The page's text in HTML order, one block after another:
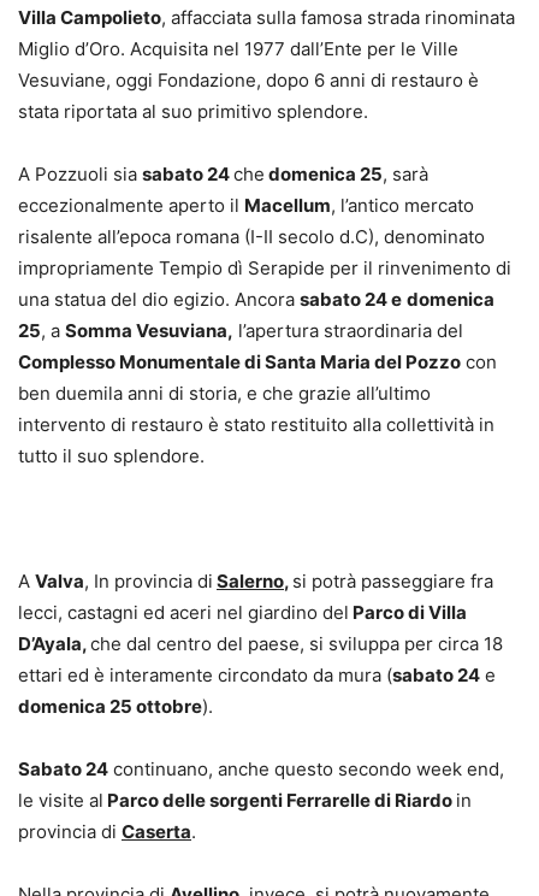
Villa Campolieto, affacciata sulla famosa strada rinominata
Miglio d’Oro. Acquisita nel 1977 dall’Ente per le Ville
Vesuviane, oggi Fondazione, dopo 6 anni di restauro è
stata riportata al suo primitivo splendore.
A Pozzuoli sia sabato 24che domenica 25, sarà
eccezionalmente aperto il Macellum, l’antico mercato
risalente all’epoca romana (I-II secolo d.C), denominato
impropriamente Tempio dì Serapide per il rinvenimento di
una statua del dio egizio. Ancora sabato 24 e domenica
25, a Somma Vesuviana, l’apertura straordinaria del
Complesso Monumentale di Santa Maria del Pozzo con
ben duemila anni di storia, e che grazie all’ultimo
intervento di restauro è stato restituito alla collettività in
tutto il suo splendore.
A Valva, In provincia di Salerno, si potrà passeggiare fra
lecci, castagni ed aceri nel giardino del Parco di Villa
D’Ayala,che dal centro del paese, si sviluppa per circa 18
ettari ed è interamente circondato da mura (sabato 24 e
domenica 25 ottobre).
Sabato 24 continuano, anche questo secondo week end,
le visite al Parco delle sorgenti Ferrarelle di Riardo in
provincia di Caserta.